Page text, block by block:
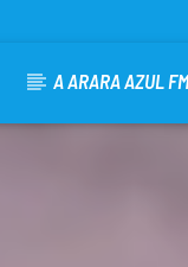
A ARARA AZUL